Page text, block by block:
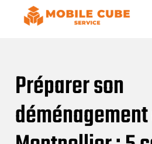
Préparer son